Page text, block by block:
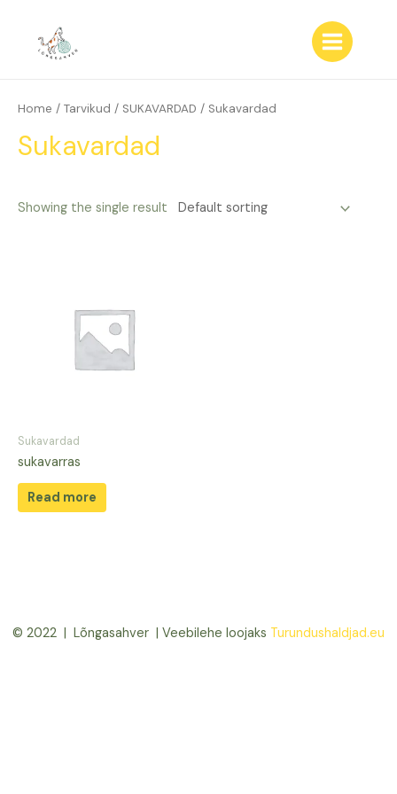
content
Main
Home / Tarvikud / SUKAVARDAD / Sukavardad
Sukavardad
Showing the single result
Sukavardad
sukavarras
Read more
© 2022 | Lõngasahver | Veebilehe loojaks Turundushaldjad.eu